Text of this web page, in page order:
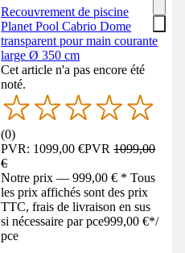
Recouvrement de piscine
Planet Pool Cabrio Dome
transparent pour main courante
large Ø 350 cm
Cet article n'a pas encore été
noté.
(0)
PVR: 1099,00 €PVR1099,00
€
Notre prix — 999,00 € * Tous
les prix affichés sont des prix
TTC, frais de livraison en sus
si nécessaire par pce999,00 €*/
pce